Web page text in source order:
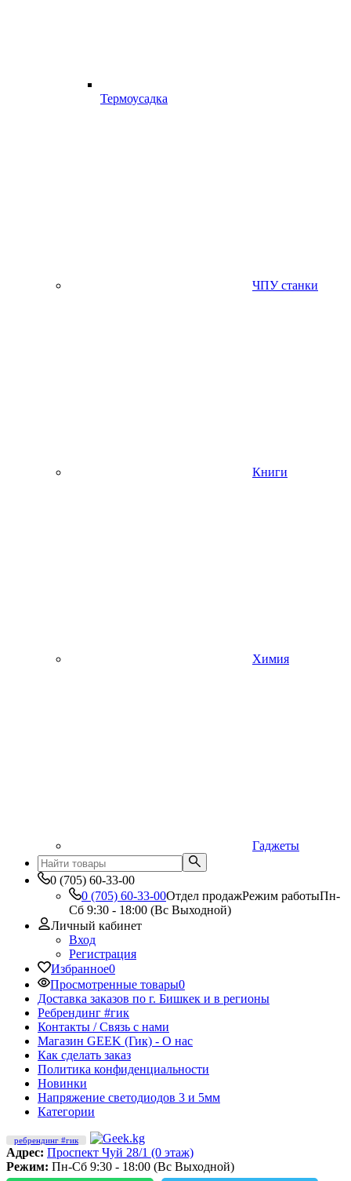
Термоусадка
ЧПУ станки
Книги
Химия
Гаджеты
0 (705) 60-33-00
0 (705) 60-33-00Отдел продажРежим работыПн-
Сб 9:30 - 18:00 (Вс Выходной)
Личный кабинет
Вход
Регистрация
Избранное0
Просмотренные товары0
Доставка заказов по г. Бишкек и в регионы
Ребрендинг #гик
Контакты / Связь с нами
Магазин GEEK (Гик) - О нас
Как сделать заказ
Политика конфиденциальности
Новинки
Напряжение светодиодов 3 и 5мм
Категории
ребрендинг #гик
Адрес: Проспект Чуй 28/1 (0 этаж)
Режим: Пн-Сб 9:30 - 18:00 (Вс Выходной)